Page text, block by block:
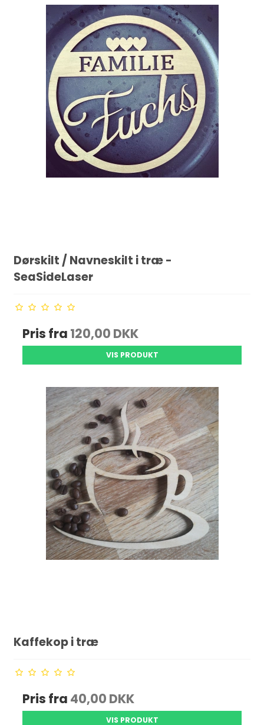
Dørskilt / Navneskilt i træ -
SeaSideLaser
Pris fra 120,00 DKK
VIS PRODUKT
Kaffekop i træ
Pris fra 40,00 DKK
VIS PRODUKT